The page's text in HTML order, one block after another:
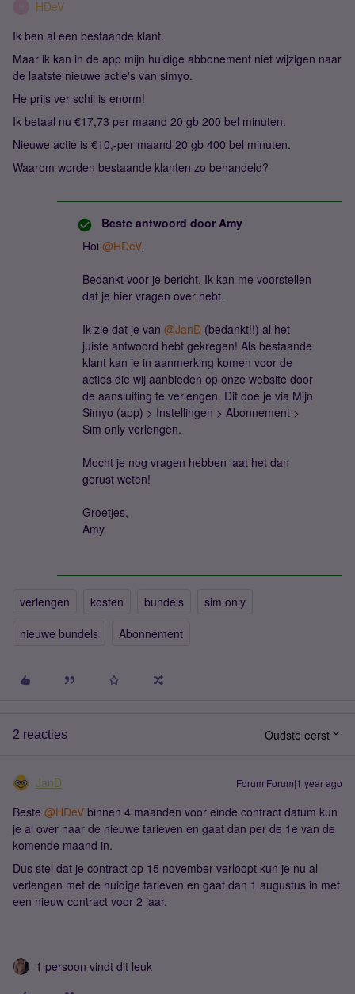
HDeV
Ik ben al een bestaande klant.
Maar ik kan in de app mijn huidige abbonement niet wijzigen naar
de laatste nieuwe actie's van simyo.
He prijs ver schil is enorm!
Ik betaal nu €17,73 per maand 20 gb 200 bel minuten.
Nieuwe actie is €10,-per maand 20 gb 400 bel minuten.
Waarom worden bestaande klanten zo behandeld?
Beste antwoord door Amy
Hoi ​ @HDeV,
Bedankt voor je bericht. Ik kan me voorstellen
dat je hier vragen over hebt.
Ik zie dat je van ​ @JanD (bedankt!!) al het
juiste antwoord hebt gekregen! Als bestaande
klant kan je in aanmerking komen voor de
acties die wij aanbieden op onze website door
de aansluiting te verlengen. Dit doe je via Mijn
Simyo (app) > Instellingen > Abonnement >
Sim only verlengen.
Mocht je nog vragen hebben laat het dan
gerust weten!
Groetjes,
Amy
verlengen kosten bundels
sim only
nieuwe bundels
Abonnement
2 reacties Oudste eerst
JanD Forum|Forum|1 year ago
Beste ​ @HDeV binnen 4 maanden voor einde contract datum kun
je al over naar de nieuwe tarieven en gaat dan per de 1e van de
komende maand in.
Dus stel dat je contract op 15 november verloopt kun je nu al
verlengen met de huidige tarieven en gaat dan 1 augustus in met
een nieuw contract voor 2 jaar.
1 persoon vindt dit leuk